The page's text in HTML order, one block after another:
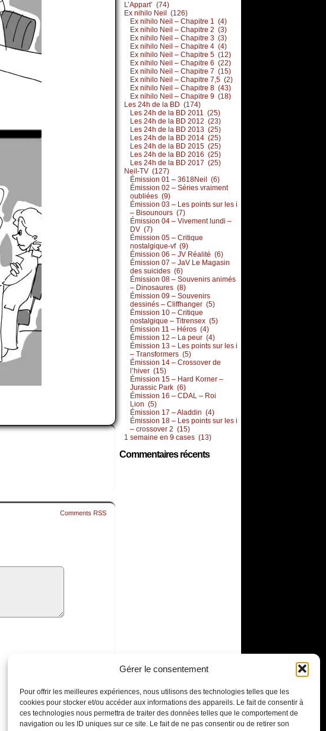
Gérer le consentement
Pour offrir les meilleures expériences, nous utilisons des technologies telles que les
cookies pour stocker et/ou accéder aux informations des appareils. Le fait de consentir à
ces technologies nous permettra de traiter des données telles que le comportement de
navigation ou les ID uniques sur ce site. Le fait de ne pas consentir ou de retirer son
Comments RSS
L’Appart’ (74)
Ex nihilo Neil (126)
Ex nihilo Neil – Chapitre 1 (4)
Ex nihilo Neil – Chapitre 2 (3)
Ex nihilo Neil – Chapitre 3 (3)
Ex nihilo Neil – Chapitre 4 (4)
Ex nihilo Neil – Chapitre 5 (12)
Ex nihilo Neil – Chapitre 6 (22)
Ex nihilo Neil – Chapitre 7 (15)
Ex nihilo Neil – Chapitre 7,5 (2)
Ex nihilo Neil – Chapitre 8 (43)
Ex nihilo Neil – Chapitre 9 (18)
Les 24h de la BD (174)
Les 24h de la BD 2011 (25)
Les 24h de la BD 2012 (23)
Les 24h de la BD 2013 (25)
Les 24h de la BD 2014 (25)
Les 24h de la BD 2015 (25)
Les 24h de la BD 2016 (25)
Les 24h de la BD 2017 (25)
Neil-TV (127)
Émission 01 – 3618Neil (6)
Émission 02 – Séries vraiment
oubliées (9)
Émission 03 – Les points sur les i
– Bisounours (7)
Émission 04 – Vivement lundi –
DV (7)
Émission 05 – Critique
nostalgique-vf (9)
Émission 06 – JV Réalité (6)
Émission 07 – JaV Le Magasin
des suicides (6)
Émission 08 – Souvenirs animés
– Dinosaures (8)
Émission 09 – Souvenirs
dessinés – Cliffhanger (5)
Émission 10 – Critique
nostalgique – Titrensex (5)
Émission 11 – Héros (4)
Émission 12 – La peur (4)
Émission 13 – Les points sur les i
– Transformers (5)
Émission 14 – Crossover de
l’hiver (15)
Émission 15 – Hard Korner –
Jurassic Park (6)
Émission 16 – CDAL – Roi
Lion (5)
Émission 17 – Aladdin (4)
Émission 18 – Les points sur les i
– crossover 2 (15)
1 semaine en 9 cases (13)
Commentaires récents